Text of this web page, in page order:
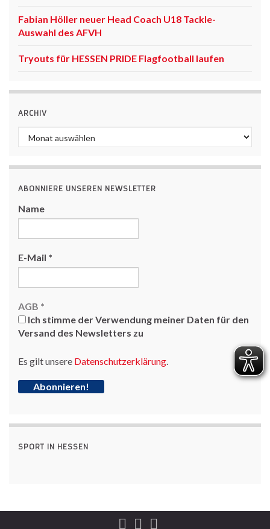
Fabian Höller neuer Head Coach U18 Tackle-
Auswahl des AFVH
Tryouts für HESSEN PRIDE Flagfootball laufen
ARCHIV
Archiv
ABONNIERE UNSEREN NEWSLETTER
Name
E-Mail *
AGB *
Ich stimme der Verwendung meiner Daten für den
Versand des Newsletters zu
Es gilt unsere Datenschutzerklärung.
SPORT IN HESSEN